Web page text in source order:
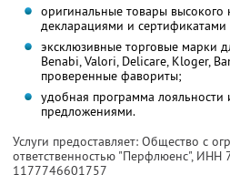
оригинальные товары
декларациями и сертификатами
эксклюзивные торговые марки
Benabi, Valori, Delicare, Kloger,
проверенные фавориты;
удобная программа лояльности
предложениями.
Услуги предоставляет: Общество с
ответственностью "Перфлюенс", ИНН
1177746601757